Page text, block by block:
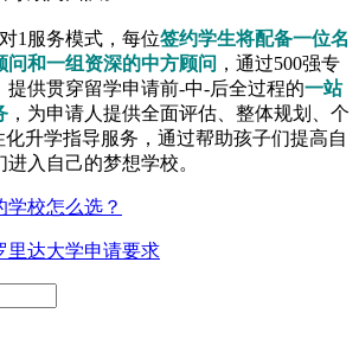
1服务模式，每位签约学生将配备一位名
问和一组资深的中方顾问 ，通过500强专
提供贯穿留学申请前-中-后全过程的一站
，为申请人提供全面评估、整体规划、个
化升学指导服务，通过帮助孩子们提高自
入自己的梦想学校。
学校怎么选？
里达大学申请要求